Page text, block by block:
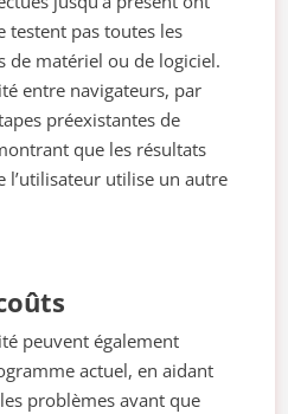
testent pas toutes les
de matériel ou de logiciel.
entre navigateurs, par
préexistantes de
que les résultats
l’utilisateur utilise un autre
peuvent également
actuel, en aidant
problèmes avant que